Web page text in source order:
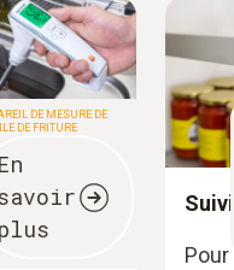
DE MESURE DE
DE FRITURE
En
plus
l'huile de